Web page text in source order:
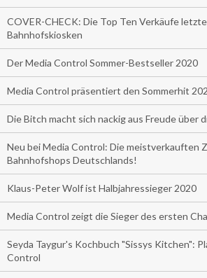
COVER-CHECK: Die Top Ten Verkäufe
Bahnhofskiosken
Der Media Control Sommer-Bestseller 2020
Media Control präsentiert den Sommerhit
Die Bitch macht sich nackig aus Freude über
Neu bei Media Control: Die meistverkauften
Bahnhofshops Deutschlands!
Klaus-Peter Wolf ist Halbjahressieger 2020
Media Control zeigt die Sieger des ersten
Seyda Taygur's Kochbuch "Sissys Kitchen":
Control